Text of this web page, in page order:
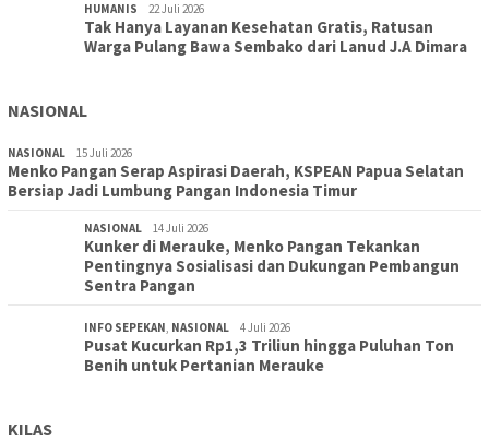
HUMANIS 22 Juli 2026
Tak Hanya Layanan Kesehatan Gratis, Ratusan
Warga Pulang Bawa Sembako dari Lanud J.A Dimara
NASIONAL
NASIONAL 15 Juli 2026
Menko Pangan Serap Aspirasi Daerah, KSPEAN Papua Selatan
Bersiap Jadi Lumbung Pangan Indonesia Timur
NASIONAL 14 Juli 2026
Kunker di Merauke, Menko Pangan Tekankan
Pentingnya Sosialisasi dan Dukungan Pembangun
Sentra Pangan
INFO SEPEKAN, NASIONAL 4 Juli 2026
Pusat Kucurkan Rp1,3 Triliun hingga Puluhan Ton
Benih untuk Pertanian Merauke
KILAS